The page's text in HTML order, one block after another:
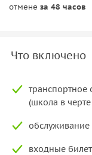
отмене за 48 часов
Что включено
(школа в
входные